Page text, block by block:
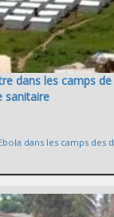
dans les camps
sanitaire
dans les camps des